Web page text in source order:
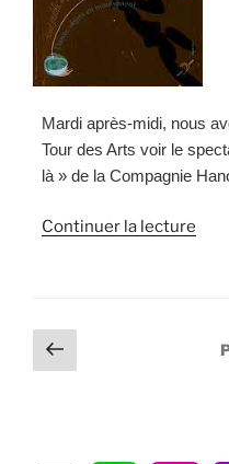
Mardi après-midi, nous
Tour des Arts voir le
là » de la Compagnie
Continuer la lecturede
tout
Pagination
des
Page
précédente